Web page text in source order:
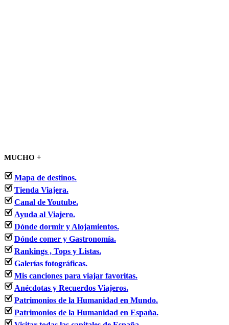
MUCHO +
Mapa de destinos.
Tienda Viajera.
Canal de Youtube.
Ayuda al Viajero.
Dónde dormir y Alojamientos.
Dónde comer y Gastronomía.
Rankings , Tops y Listas.
Galerías fotográficas.
Mis canciones para viajar favoritas.
Anécdotas y Recuerdos Viajeros.
Patrimonios de la Humanidad en Mundo.
Patrimonios de la Humanidad en España.